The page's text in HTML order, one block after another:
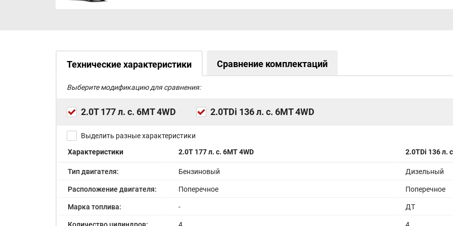
Технические характеристики Сравнение комплектаций
Выберите модификацию для сравнения:
2.0T 177 л. с. 6MT 4WD 2.0TDi 136 л. с. 6MT 4WD
Выделить разные характеристики
Характеристики
2.0T 177 л. с. 6MT 4WD 2.0TDi 136 л.
Тип двигателя: Бензиновый Дизельный
Расположение двигателя: Поперечное Поперечное
Марка топлива: - ДТ